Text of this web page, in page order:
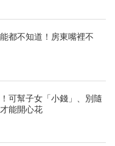
都不知道！房東嘴裡不
可幫子女「小錢」、別隨
能開心花